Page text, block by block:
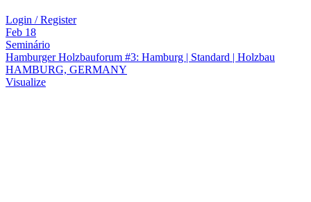
Login / Register
Feb 18
Seminário
Hamburger Holzbauforum #3: Hamburg | Standard | Holzbau
HAMBURG, GERMANY
Visualize